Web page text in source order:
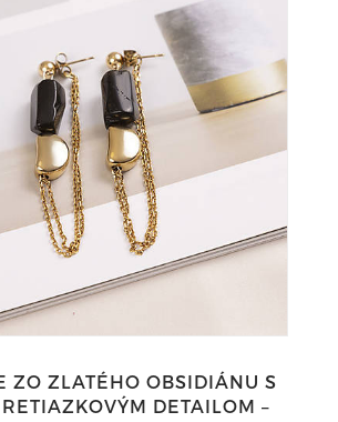
ZO ZLATÉHO OBSIDIÁNU S
DETAILOM –